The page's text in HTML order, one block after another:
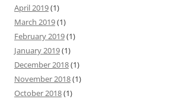
April 2019(1)
March 2019(1)
February 2019(1)
January 2019(1)
December 2018(1)
November 2018(1)
October 2018(1)